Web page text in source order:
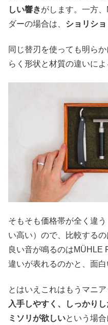
しい響きがします。一方
ダーの場合は、 ショリシ
同じ替刃を使っても明ら
らく形状と材質の違いによ
そもそも価格帯が全く違
い高い）ので、比較する
良い音が鳴るのはMÜHLE
違いが表れるのかと、面白
とはいえこれはもうマニ
入手しやすく、しっかり
ミソリが欲しいという場